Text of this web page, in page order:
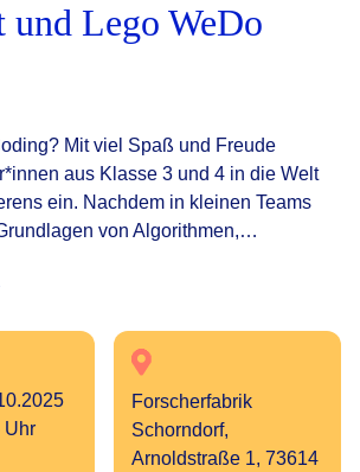
und Lego WeDo
Mit viel Spaß und Freude
aus Klasse 3 und 4 in die Welt
ein. Nachdem in kleinen Teams
von Algorithmen,…
Uhr
Forscherfabrik
Schorndorf,
Arnoldstraße 1, 73614